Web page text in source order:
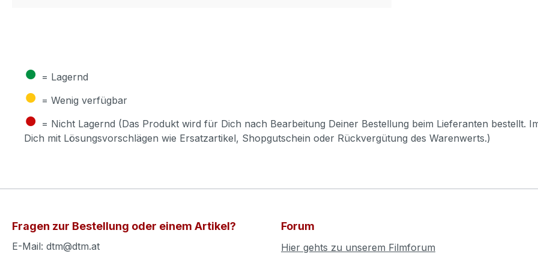
● = Lagernd
● = Wenig verfügbar
● = Nicht Lagernd (Das Produkt wird für Dich nach Bearbeitung Deiner Bestellung beim Lieferanten bestellt.
Dich mit Lösungsvorschlägen wie Ersatzartikel, Shopgutschein oder Rückvergütung des Warenwerts.)
Fragen zur Bestellung oder einem Artikel?
E-Mail: dtm@dtm.at
Forum
Hier gehts zu unserem Filmforum